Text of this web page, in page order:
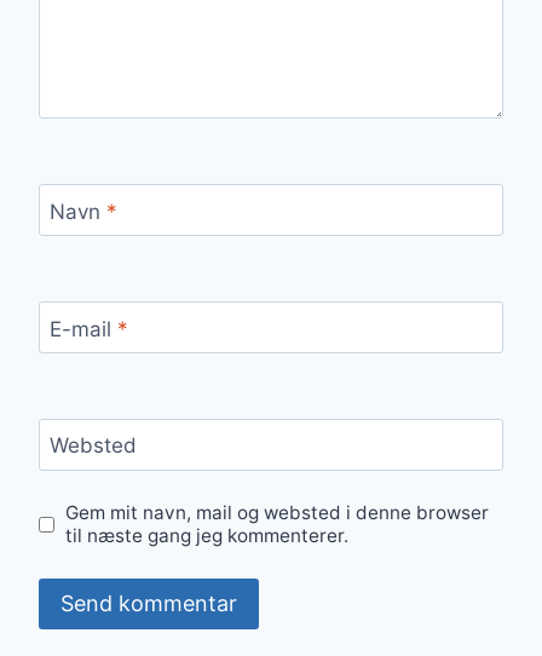
Navn *
E-mail *
Websted
Gem mit navn, mail og websted i denne browser
til næste gang jeg kommenterer.